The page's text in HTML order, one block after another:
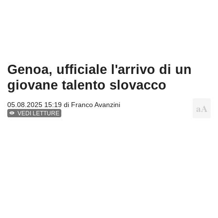
Genoa, ufficiale l'arrivo di un
giovane talento slovacco
05.08.2025 15:19 di Franco Avanzini
VEDI LETTURE